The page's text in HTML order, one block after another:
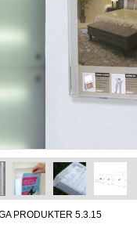
PRODUKTER 5.3.15